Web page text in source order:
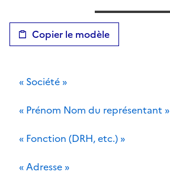
Copier le modèle
« Société »
« Prénom Nom du représentant »
« Fonction (DRH, etc.) »
« Adresse »